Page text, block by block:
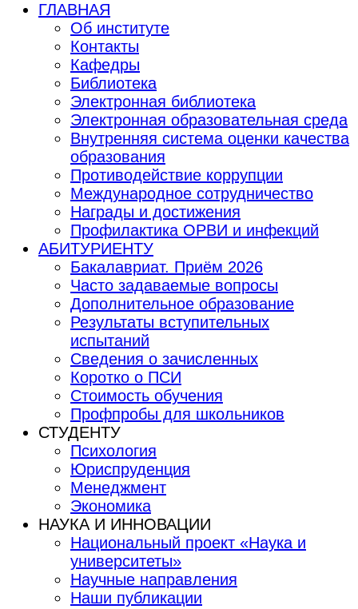
ГЛАВНАЯ
Об институте
Контакты
Кафедры
Библиотека
Электронная библиотека
Электронная образовательная среда
Внутренняя система оценки качества
образования
Противодействие коррупции
Международное сотрудничество
Награды и достижения
Профилактика ОРВИ и инфекций
АБИТУРИЕНТУ
Бакалавриат. Приём 2026
Часто задаваемые вопросы
Дополнительное образование
Результаты вступительных
испытаний
Сведения о зачисленных
Коротко о ПСИ
Стоимость обучения
Профпробы для школьников
СТУДЕНТУ
Психология
Юриспруденция
Менеджмент
Экономика
НАУКА И ИННОВАЦИИ
Национальный проект «Наука и
университеты»
Научные направления
Наши публикации